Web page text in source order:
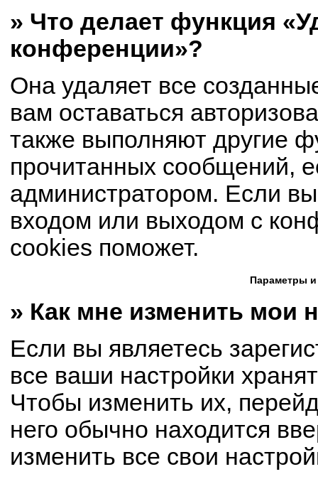
» Что делает функция
конференции»?
Она удаляет все
вам оставаться
также выполняют другие
прочитанных сообщений,
администратором. Если
входом или выходом с
cookies поможет.
Параметры и
» Как мне изменить мои
Если вы являетесь
все ваши настройки
Чтобы изменить их,
него обычно находится
изменить все свои